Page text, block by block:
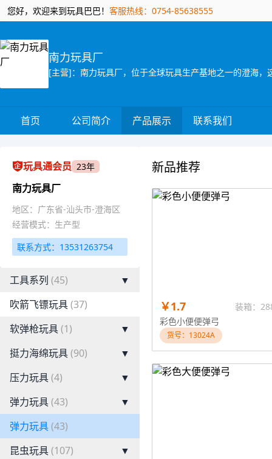
您好，欢迎来到玩具巴巴！ 客服热线：0754-85638555
南力玩具厂
首页 公司简介 产品展示 联系我们
玩具通会员 23年
南力玩具厂
地区：广东省-汕头市-澄海区
经营模式：生产型
联系方式：13531263754
工具系列 (45)
▼
吹箭飞镖玩具(37)
软弹枪玩具(1)
▼
挺力海绵玩具(90)
▼
压力玩具(4)
▼
弹力玩具(43)
▼
弹力玩具(43)
昆虫玩具(107) ▼
新品推荐
￥1.7
装箱：
彩色小便便弹弓
货号：13024A